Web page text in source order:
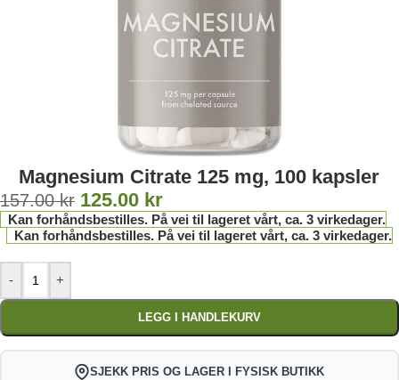
Magnesium Citrate 125 mg, 100 kapsler
157.00kr 125.00 kr
Kan forhåndsbestilles. På vei til lageret vårt, ca. 3 virkedager.
Kan forhåndsbestilles. På vei til lageret vårt, ca. 3 virkedager.
- +
LEGG I HANDLEKURV
SJEKK PRIS OG LAGER I FYSISK BUTIKK